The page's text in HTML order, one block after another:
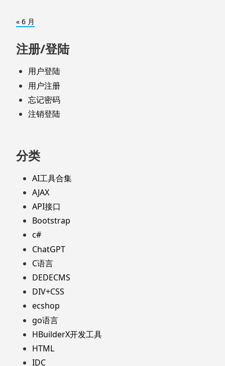
« 6 月
注册/登陆
用户登陆
用户注册
忘记密码
注销登陆
分类
AI工具合集
AJAX
API接口
Bootstrap
c#
ChatGPT
C语言
DEDECMS
DIV+CSS
ecshop
go语言
HBuilderX开发工具
HTML
IDC